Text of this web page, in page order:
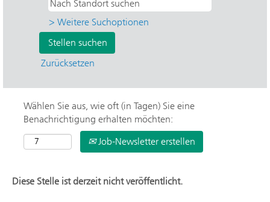
> Weitere Suchoptionen
Zurücksetzen
Wählen Sie aus, wie oft (in Tagen) Sie eine
Benachrichtigung erhalten möchten:
Job-Newsletter erstellen
Diese Stelle ist derzeit nicht veröffentlicht.